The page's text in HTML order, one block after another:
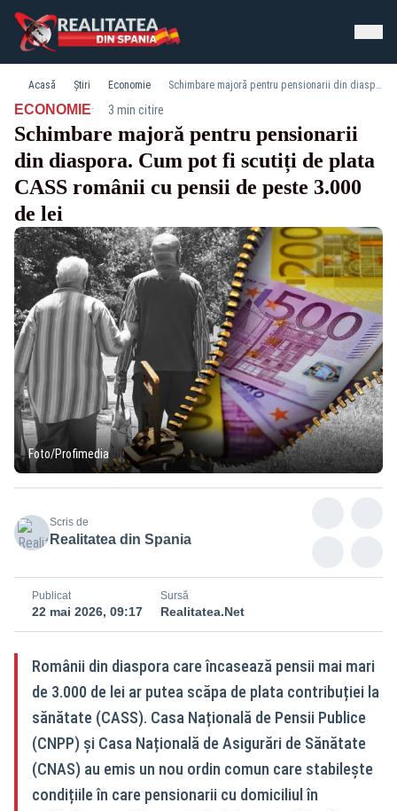
Acasă Știri Economie Schimbare majoră pentru pensionarii din diaspora. Cum pot fi scutiți de plata CASS românii cu pensii de peste 3.000 de lei
ECONOMIE· 3 min citire
Schimbare majoră pentru pensionarii
din diaspora. Cum pot fi scutiți de plata
CASS românii cu pensii de peste 3.000
de lei
Foto/Profimedia
Scris de
Realitatea din Spania
Publicat
22 mai 2026, 09:17
Sursă
Realitatea.Net
Românii din diaspora care încasează pensii mai mari
de 3.000 de lei ar putea scăpa de plata contribuției la
sănătate (CASS). Casa Națională de Pensii Publice
(CNPP) și Casa Națională de Asigurări de Sănătate
(CNAS) au emis un nou ordin comun care stabilește
condițiile în care pensionarii cu domiciliul în